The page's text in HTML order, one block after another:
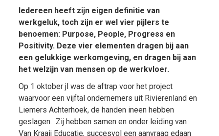
Iedereen heeft zijn eigen definitie van
werkgeluk, toch zijn er wel vier pijlers te
benoemen: Purpose, People, Progress en
Positivity. Deze vier elementen dragen bij aan
een gelukkige werkomgeving, en dragen bij aan
het welzijn van mensen op de werkvloer.
Op 1 oktober jl was de aftrap voor het project
waarvoor een vijftal ondernemers uit Rivierenland en
Liemers Achterhoek, de handen ineen hebben
geslagen. Zij hebben samen en onder leiding van
Van Kraaij Educatie, succesvol een aanvraag edaan